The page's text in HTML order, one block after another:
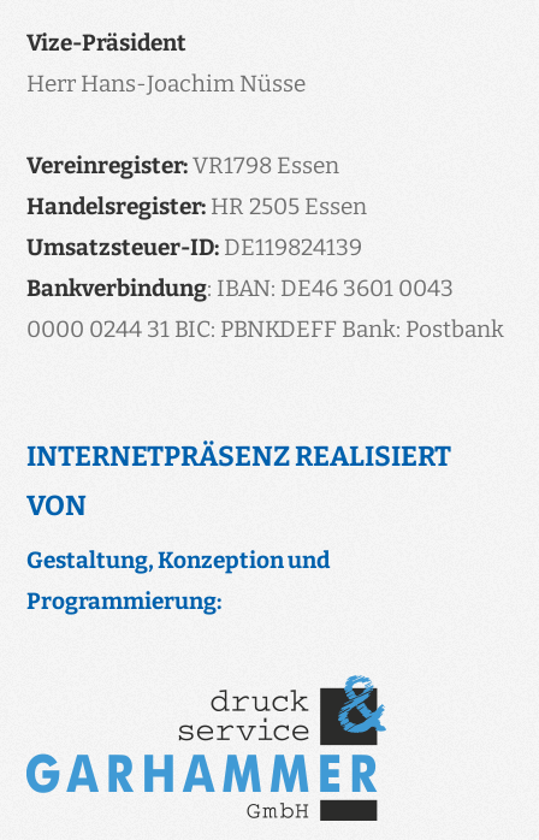
Vize-Präsident
Herr Hans-Joachim Nüsse
Vereinregister:VR1798 Essen
Handelsregister: HR 2505 Essen
Umsatzsteuer-ID: DE119824139
Bankverbindung: IBAN: DE46 3601 0043
0000 0244 31 BIC: PBNKDEFF Bank: Postbank
INTERNETPRÄSENZ REALISIERT
VON
Gestaltung, Konzeption und
Programmierung: